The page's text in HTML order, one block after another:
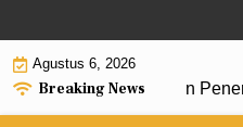
to
contentAgustus 6, 2026
Breaking News
Rumus, dan